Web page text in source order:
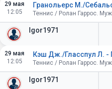
29 мая
12:05
Igor1971
Теннис / Ролан Гаррос.
29 мая
12:05
Igor1971
Кэш Дж./Гласспул Л. -
Теннис / Ролан Гаррос.